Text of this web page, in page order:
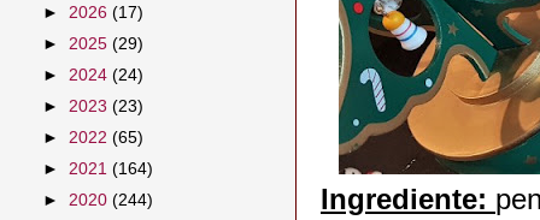
Ingrediente:
► 2026 (17)
► 2025 (29)
► 2024 (24)
► 2023 (23)
► 2022 (65)
► 2021 (164)
► 2020 (244)